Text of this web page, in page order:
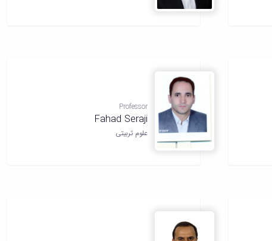
Professor
Fahad Seraji
علوم تربیتی